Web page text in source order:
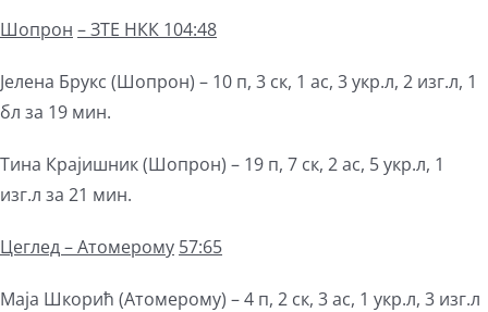
Шопрон – ЗТЕ НКК 104:48
Јелена Брукс (Шопрон) – 10 п, 3 ск, 1 ас, 3 укр.л, 2 изг.л, 1
бл за 19 мин.
Тина Крајишник (Шопрон) – 19 п, 7 ск, 2 ас, 5 укр.л, 1
изг.л за 21 мин.
Цеглед – Атомерому 57:65
Маја Шкорић (Атомерому) – 4 п, 2 ск, 3 ас, 1 укр.л, 3 изг.л